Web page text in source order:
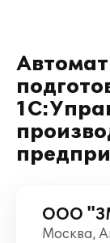
ООО
Москва,